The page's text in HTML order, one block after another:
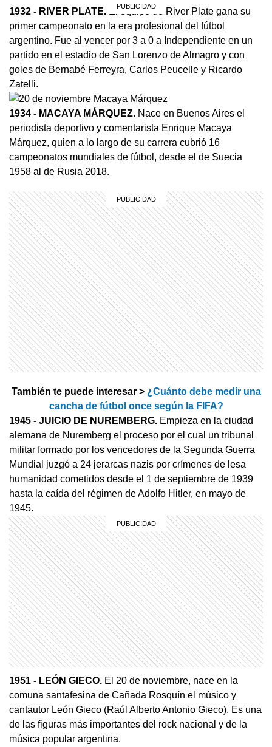
1932 - RIVER PLATE. El equipo de River Plate gana su
primer campeonato en la era profesional del fútbol
argentino. Fue al vencer por 3 a 0 a Independiente en un
partido en el estadio de San Lorenzo de Almagro y con
goles de Bernabé Ferreyra, Carlos Peucelle y Ricardo
Zatelli.
1934 - MACAYA MÁRQUEZ. Nace en Buenos Aires el
periodista deportivo y comentarista Enrique Macaya
Márquez, quien a lo largo de su carrera cubrió 16
campeonatos mundiales de fútbol, desde el de Suecia
1958 al de Rusia 2018.
También te puede interesar > ¿Cuánto debe medir una
cancha de fútbol once según la FIFA?
1945 - JUICIO DE NUREMBERG. Empieza en la ciudad
alemana de Nuremberg el proceso por el cual un tribunal
militar formado por los vencedores de la Segunda Guerra
Mundial juzgó a 24 jerarcas nazis por crímenes de lesa
humanidad cometidos desde el 1 de septiembre de 1939
hasta la caída del régimen de Adolfo Hitler, en mayo de
1945.
1951 - LEÓN GIECO. El 20 de noviembre, nace en la
comuna santafesina de Cañada Rosquín el músico y
cantautor León Gieco (Raúl Alberto Antonio Gieco). Es una
de las figuras más importantes del rock nacional y de la
música popular argentina.